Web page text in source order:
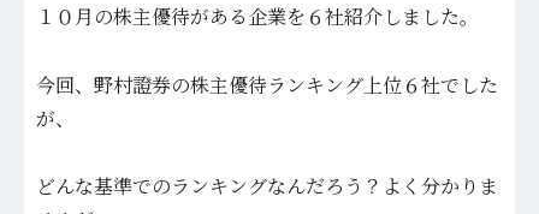
１０月の株主優待がある企業を６社紹介しました。
今回、野村證券の株主優待ランキング上位６社でした
が、
どんな基準でのランキングなんだろう？よく分かりま